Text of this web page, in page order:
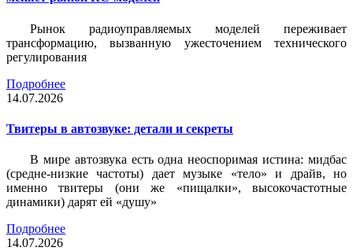
Рынок радиоуправляемых моделей переживает
трансформацию, вызванную ужесточением технического
регулирования
Подробнее
14.07.2026
Твитеры в автозвуке: детали и секреты
В мире автозвука есть одна неоспоримая истина: мидбас
(средне-низкие частоты) дает музыке «тело» и драйв, но
именно твитеры (они же «пищалки», высокочастотные
динамики) дарят ей «душу»
Подробнее
14.07.2026